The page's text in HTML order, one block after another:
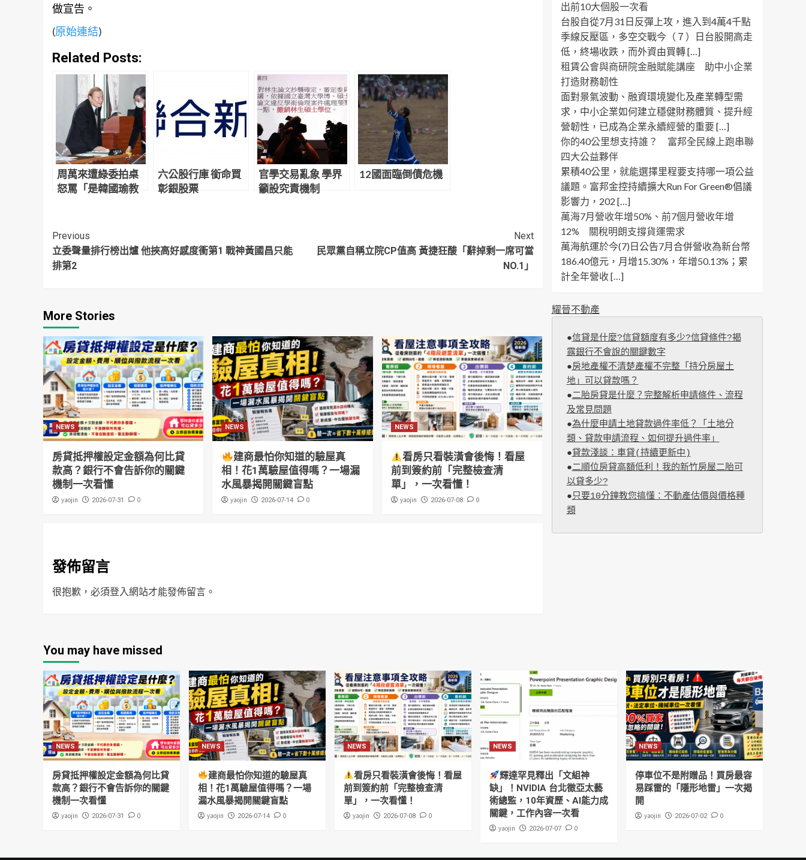
做宣告。
(原始連結)
Related Posts:
周萬來遭綠委拍桌
怒罵「是韓國瑜教
六公股行庫 銜命買
彰銀股票
官學交易亂象 學界
籲設究責機制
12國面臨倒債危機
Continue
Reading
Previous
立委聲量排行榜出爐 他挾高好感度衝第1 戰神黃國昌只能
排第2
Next
民眾黨自稱立院CP值高 黃捷狂酸「辭掉剩一席可當
NO.1」
More Stories
NEWS
房貸抵押權設定金額為何比貸
款高？銀行不會告訴你的關鍵
機制一次看懂
yaojin 2026-07-31 0
NEWS
建商最怕你知道的驗屋真
相！花1萬驗屋值得嗎？一場漏
水風暴揭開關鍵盲點
yaojin 2026-07-14 0
NEWS
看房只看裝潢會後悔！看屋
前到簽約前「完整檢查清
單」，一次看懂！
yaojin 2026-07-08 0
發佈留言
很抱歉，必須登入網站才能發佈留言。
出前10大個股一次看
台股自從7月31日反彈上攻，進入到4萬4千點
季線反壓區，多空交戰今（７）日台股開高走
低，終場收跌，而外資由買轉 […]
租賃公會與商研院金融賦能講座 助中小企業
打造財務韌性
面對景氣波動、融資環境變化及產業轉型需
求，中小企業如何建立穩健財務體質、提升經
營韌性，已成為企業永續經營的重要 […]
你的40公里想支持誰？ 富邦全民線上跑串聯
四大公益夥伴
累積40公里，就能選擇里程要支持哪一項公益
議題。富邦金控持續擴大Run For Green®倡議
影響力，202 […]
萬海7月營收年增50%、前7個月營收年增
12% 關稅明朗支撐貨運需求
萬海航運於今(7)日公告7月合併營收為新台幣
186.40億元，月增15.30%，年增50.13%；累
計全年營收 […]
耀晉不動產
●信貸是什麼?信貸額度有多少?信貸條件?揭
露銀行不會說的關鍵數字
●房地產權不清楚產權不完整「持分房屋土
地」可以貸款嗎？
●二胎房貸是什麼？完整解析申請條件、流程
及常見問題
●為什麼申請土地貸款過件率低？「土地分
類、貸款申請流程、如何提升過件率」
●貸款淺談：車貸(持續更新中)
●二順位房貸高額低利！我的新竹房屋二胎可
以貸多少?
●只要10分鐘教您搞懂：不動產估價與價格種
類
You may have missed
NEWS
房貸抵押權設定金額為何比貸
款高？銀行不會告訴你的關鍵
機制一次看懂
yaojin 2026-07-31 0
NEWS
建商最怕你知道的驗屋真
相！花1萬驗屋值得嗎？一場
漏水風暴揭開關鍵盲點
yaojin 2026-07-14 0
NEWS
看房只看裝潢會後悔！看屋
前到簽約前「完整檢查清
單」，一次看懂！
yaojin 2026-07-08 0
NEWS
輝達罕見釋出「文組神
缺」！NVIDIA 台北徵亞太藝
術總監，10年資歷、AI能力成
關鍵，工作內容一次看
yaojin 2026-07-07 0
NEWS
停車位不是附贈品！買房最容
易踩雷的「隱形地雷」一次揭
開
yaojin 2026-07-02 0